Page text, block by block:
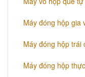
Máy đóng hộp gia
Máy đóng hộp trái
Máy đóng hộp